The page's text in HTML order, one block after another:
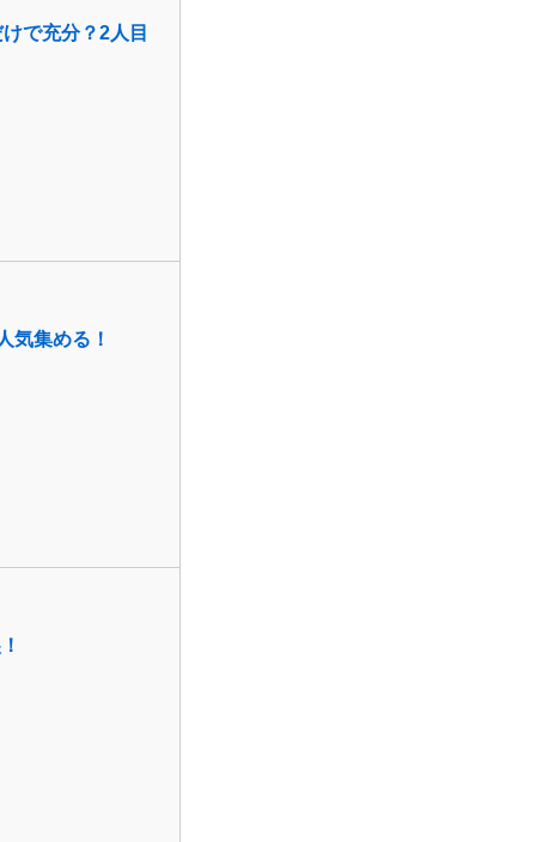
で充分？2人目
気集める！